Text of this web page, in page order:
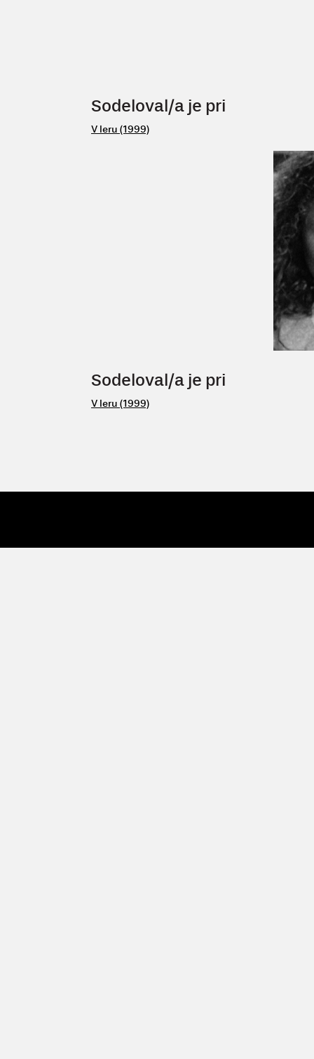
Sodeloval/a je pri
V leru (1999)
Sodeloval/a je pri
V leru (1999)